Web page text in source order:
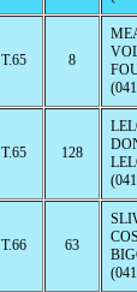
T.65 8
T.65 128
T.66 63